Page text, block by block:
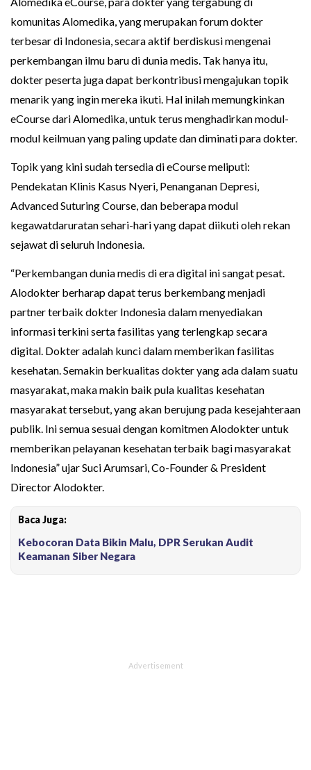
komunitas Alomedika, yang merupakan forum dokter
terbesar di Indonesia, secara aktif berdiskusi mengenai
perkembangan ilmu baru di dunia medis. Tak hanya itu,
dokter peserta juga dapat berkontribusi mengajukan topik
menarik yang ingin mereka ikuti. Hal inilah memungkinkan
eCourse dari Alomedika, untuk terus menghadirkan modul-
modul keilmuan yang paling update dan diminati para dokter.
Topik yang kini sudah tersedia di eCourse meliputi:
Pendekatan Klinis Kasus Nyeri, Penanganan Depresi,
Advanced Suturing Course, dan beberapa modul
kegawatdaruratan sehari-hari yang dapat diikuti oleh rekan
sejawat di seluruh Indonesia.
“Perkembangan dunia medis di era digital ini sangat pesat.
Alodokter berharap dapat terus berkembang menjadi
partner terbaik dokter Indonesia dalam menyediakan
informasi terkini serta fasilitas yang terlengkap secara
digital. Dokter adalah kunci dalam memberikan fasilitas
kesehatan. Semakin berkualitas dokter yang ada dalam suatu
masyarakat, maka makin baik pula kualitas kesehatan
masyarakat tersebut, yang akan berujung pada kesejahteraan
publik. Ini semua sesuai dengan komitmen Alodokter untuk
memberikan pelayanan kesehatan terbaik bagi masyarakat
Indonesia” ujar Suci Arumsari, Co-Founder & President
Director Alodokter.
Baca Juga:
Kebocoran Data Bikin Malu, DPR Serukan Audit
Keamanan Siber Negara